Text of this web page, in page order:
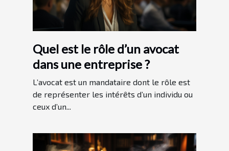
Quel est le rôle d’un avocat
dans une entreprise ?
L’avocat est un mandataire dont le rôle est
de représenter les intérêts d’un individu ou
ceux d’un...